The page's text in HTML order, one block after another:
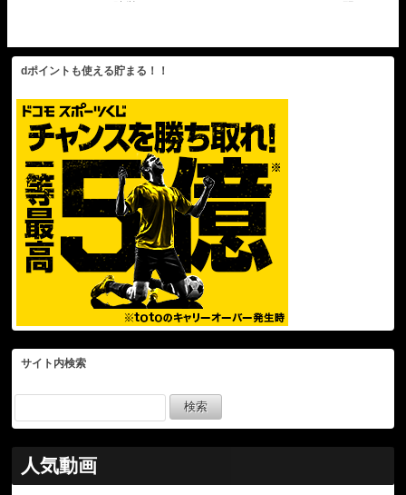
ヤバい【ボクシング】
dポイントも使える貯まる！！
サイト内検索
人気動画